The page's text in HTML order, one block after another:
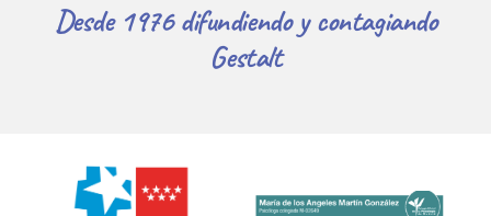
Desde 1976 difundiendo y contagiando
Gestalt